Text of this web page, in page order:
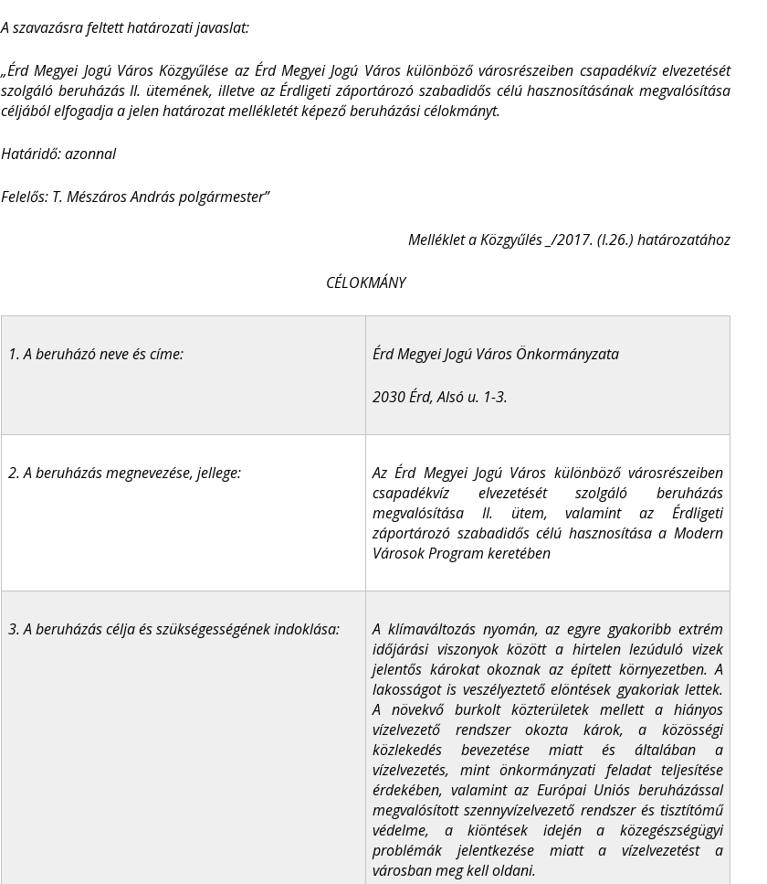
A szavazásra feltett határozati javaslat:
„Érd Megyei Jogú Város Közgyűlése az Érd Megyei Jogú Város különböző városrészeiben csapadékvíz elvezetését
szolgáló beruházás II. ütemének, illetve az Érdligeti záportározó szabadidős célú hasznosításának megvalósítása
céljából elfogadja a jelen határozat mellékletét képező beruházási célokmányt.
Határidő: azonnal
Felelős: T. Mészáros András polgármester”
Melléklet a Közgyűlés _/2017. (I.26.) határozatához
CÉLOKMÁNY
1. A beruházó neve és címe: Érd Megyei Jogú Város Önkormányzata
2030 Érd, Alsó u. 1-3.
2. A beruházás megnevezése, jellege:
Az Érd Megyei Jogú Város különböző városrészeiben
csapadékvíz elvezetését szolgáló beruházás
megvalósítása II. ütem, valamint az Érdligeti
záportározó szabadidős célú hasznosítása a Modern
Városok Program keretében
3. A beruházás célja és szükségességének indoklása:
A klímaváltozás nyomán, az egyre gyakoribb extrém
időjárási viszonyok között a hirtelen lezúduló vizek
jelentős károkat okoznak az épített környezetben. A
lakosságot is veszélyeztető elöntések gyakoriak lettek.
A növekvő burkolt közterületek mellett a hiányos
vízelvezető rendszer okozta károk, a közösségi
közlekedés bevezetése miatt és általában a
vízelvezetés, mint önkormányzati feladat teljesítése
érdekében, valamint az Európai Uniós beruházással
megvalósított szennyvízelvezető rendszer és tisztítómű
védelme, a kiöntések idején a közegészségügyi
problémák jelentkezése miatt a vízelvezetést a
városban meg kell oldani.